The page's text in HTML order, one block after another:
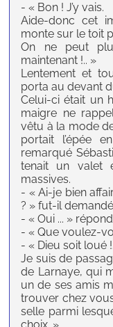
- « Bon ! J’y vais.
Aide-donc cet
monte sur le toit
On ne peut
maintenant !.. »
Lentement et
porta au devant
Celui-ci était un
maigre ne
vêtu à la mode
portait l’épée
remarqué
tenait un valet
massives.
- « Ai-je bien
? » fut-il
- « Oui ... »
- « Que voulez-
- « Dieu soit loué
Je suis de
de Larnaye, qui
un de ses amis
trouver chez
selle parmi